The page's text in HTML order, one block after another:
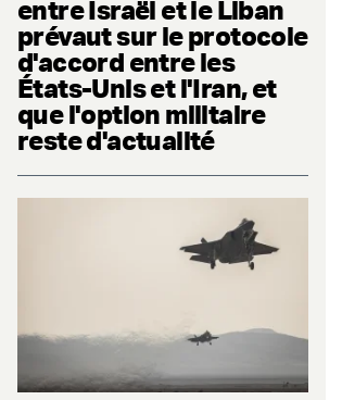
entre Israël et le Liban
prévaut sur le protocole
d'accord entre les
États-Unis et l'Iran, et
que l'option militaire
reste d'actualité